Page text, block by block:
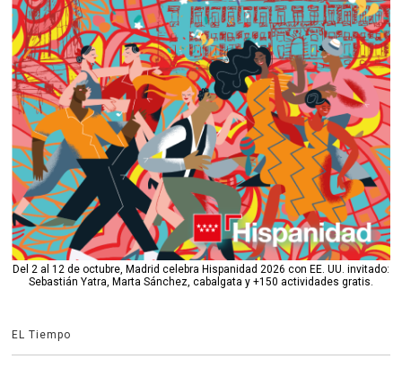
Del 2 al 12 de octubre, Madrid celebra Hispanidad 2026 con EE. UU. invitado:
Sebastián Yatra, Marta Sánchez, cabalgata y +150 actividades gratis.
EL Tiempo